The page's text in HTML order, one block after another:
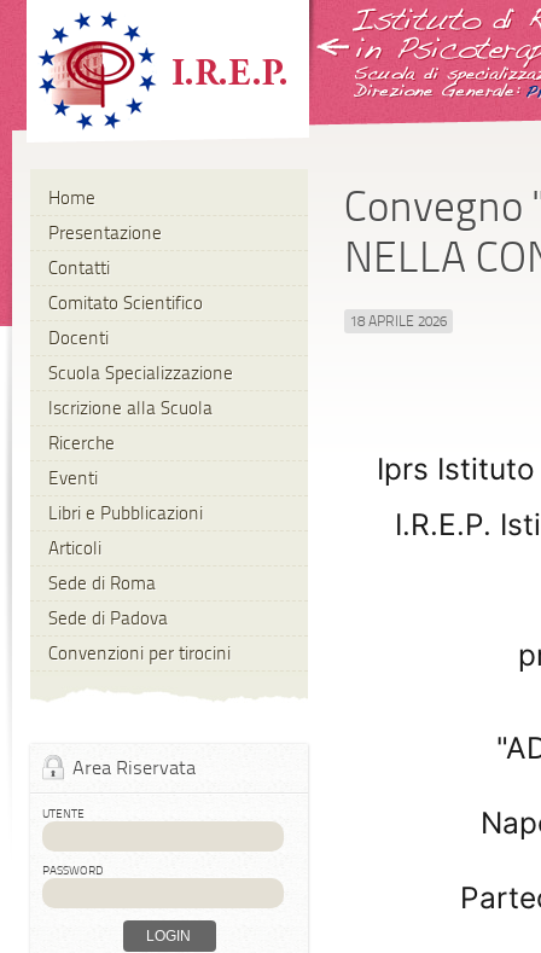
Home
Presentazione
Contatti
Comitato Scientifico
Docenti
Scuola Specializzazione
Iscrizione alla Scuola
Ricerche
Eventi
Libri e Pubblicazioni
Articoli
Sede di Roma
Sede di Padova
Convenzioni per tirocini
Area Riservata
UTENTE
PASSWORD
LOGIN
Convegno
NELLA
18 APRILE 2026
Iprs
I.R.E.P.